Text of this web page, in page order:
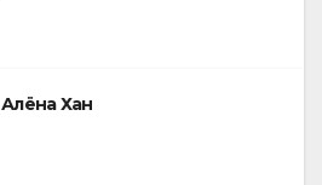
Алёна Хан